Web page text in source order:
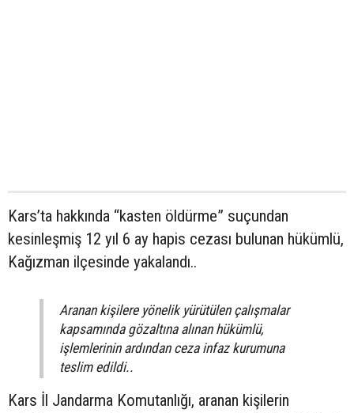
Kars’ta hakkında “kasten öldürme” suçundan
kesinleşmiş 12 yıl 6 ay hapis cezası bulunan hükümlü,
Kağızman ilçesinde yakalandı..
Aranan kişilere yönelik yürütülen çalışmalar
kapsamında gözaltına alınan hükümlü,
işlemlerinin ardından ceza infaz kurumuna
teslim edildi..
Kars İl Jandarma Komutanlığı, aranan kişilerin